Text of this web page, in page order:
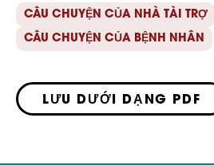
CÂU CHUYỆN CỦA NHÀ TÀI TRỢ
CÂU CHUYỆN CỦA BỆNH NHÂN
LƯU DƯỚI DẠNG PDF